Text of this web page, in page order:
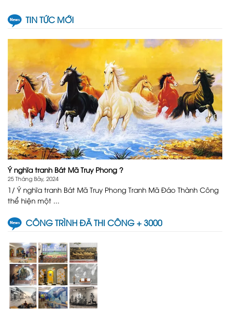
TIN TỨC MỚI
Ý nghĩa tranh Bát Mã Truy Phong ?
25 Tháng Bảy, 2024
1/ Ý nghĩa tranh Bát Mã Truy Phong Tranh Mã Đáo Thành Công
thể hiện một ...
CÔNG TRÌNH ĐÃ THI CÔNG + 3000